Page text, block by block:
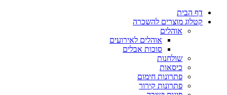
דף הבית
קטלוג מוצרים להשכרה
אוהלים
אוהלים לאירועים
סוכות אבלים
שולחנות
כיסאות
פתרונות חימום
פתרונות קירור